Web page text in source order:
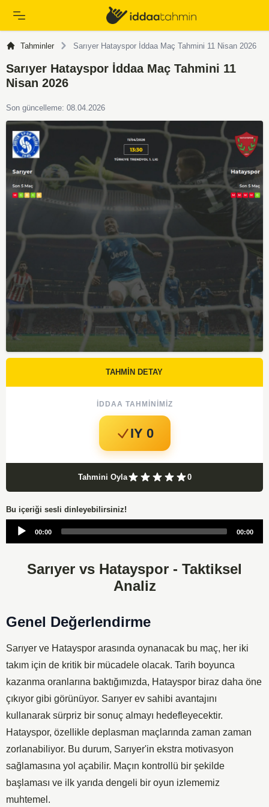
Tahminler Sarıyer Hatayspor İddaa Maç Tahmini 11 Nisan 2026
Sarıyer Hatayspor İddaa Maç Tahmini 11
Nisan 2026
Son güncelleme: 08.04.2026
TAHMİN DETAY
İDDAA TAHMINIMIZ
IY 0
Tahmini Oyla 0
Bu içeriği sesli dinleyebilirsiniz!
Audio
00:00 00:00
Sarıyer vs Hatayspor - Taktiksel
Analiz
Genel Değerlendirme
Sarıyer ve Hatayspor arasında oynanacak bu maç, her iki
takım için de kritik bir mücadele olacak. Tarih boyunca
kazanma oranlarına baktığımızda, Hatayspor biraz daha öne
çıkıyor gibi görünüyor. Sarıyer ev sahibi avantajını
kullanarak sürpriz bir sonuç almayı hedefleyecektir.
Hatayspor, özellikle deplasman maçlarında zaman zaman
zorlanabiliyor. Bu durum, Sarıyer'in ekstra motivasyon
sağlamasına yol açabilir. Maçın kontrollü bir şekilde
başlaması ve ilk yarıda dengeli bir oyun izlememiz
muhtemel.